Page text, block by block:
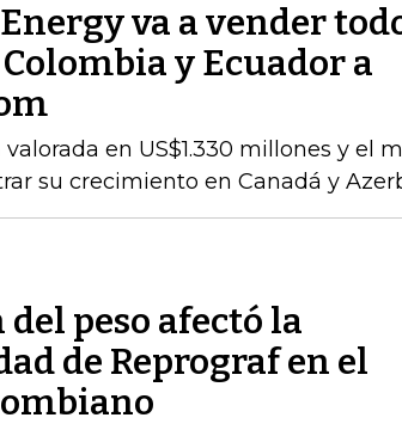
va a vender
y Ecuador a
en US$1.330 millones y el
su crecimiento en Canadá y
peso afectó la
de Reprograf en el